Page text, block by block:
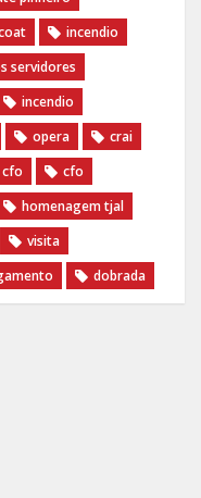
incendio
servidores
incendio
opera
crai
cfo
cfo
homenagem tjal
visita
dobrada